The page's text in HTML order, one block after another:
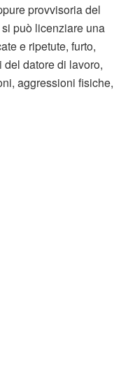
provvisoria del
può licenziare una
e ripetute, furto,
datore di lavoro,
aggressioni fisiche,